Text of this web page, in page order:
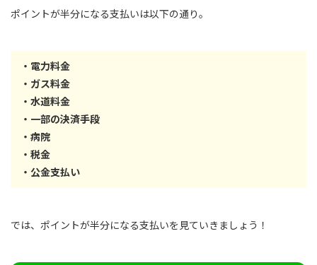
ポイントが半分になる支払いは以下の通り。
・電力料金
・ガス料金
・水道料金
・一部の決済手段
・病院
・税金
・公金支払い
では、ポイントが半分になる支払いを見ていきましょう！